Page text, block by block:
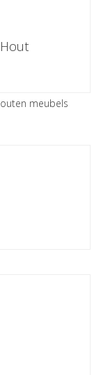
Hout
meubels